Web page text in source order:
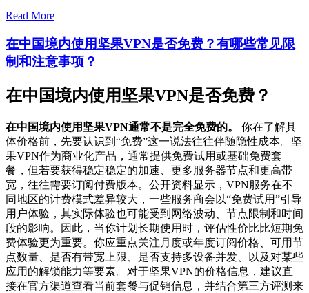
Read More
在中国境内使用坚果VPN是否免费？有哪些常见限
制和注意事项？
在中国境内使用坚果VPN是否免费？
在中国境内使用坚果VPN通常不是完全免费的。
你在了解具
体价格前，先要认识到“免费”这一说法往往伴随隐性成本。坚
果VPN作为商业化产品，通常提供免费试用或基础免费套
餐，但若要获得稳定稳定的加速、更多服务器节点和更高带
宽，往往需要订阅付费版本。公开资料显示，VPN服务在不
同地区的计费模式差异较大，一些服务商会以“免费试用”引导
用户体验，其实际体验也可能受到网络波动、节点限制和时间
段的影响。因此，当你计划长期使用时，评估性价比比短期免
费体验更为重要。你应重点关注月度或年度订阅价格、可用节
点数量、是否有带宽上限、是否支持多设备并发、以及对某些
应用的解锁能力等要素。对于坚果VPN的价格信息，建议直
接在官方渠道查看当前套餐与促销信息，并结合第三方评测来